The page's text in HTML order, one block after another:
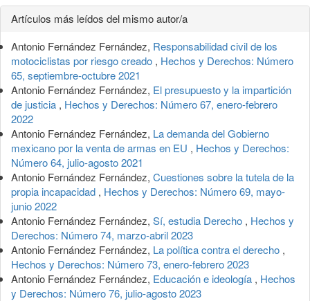
Detalles
del
artículo
Artículos más leídos del mismo autor/a
Antonio Fernández Fernández, Responsabilidad civil de los
motociclistas por riesgo creado , Hechos y Derechos: Número
65, septiembre-octubre 2021
Antonio Fernández Fernández, El presupuesto y la impartición
de justicia , Hechos y Derechos: Número 67, enero-febrero
2022
Antonio Fernández Fernández, La demanda del Gobierno
mexicano por la venta de armas en EU , Hechos y Derechos:
Número 64, julio-agosto 2021
Antonio Fernández Fernández, Cuestiones sobre la tutela de la
propia incapacidad , Hechos y Derechos: Número 69, mayo-
junio 2022
Antonio Fernández Fernández, Sí, estudia Derecho , Hechos y
Derechos: Número 74, marzo-abril 2023
Antonio Fernández Fernández, La política contra el derecho ,
Hechos y Derechos: Número 73, enero-febrero 2023
Antonio Fernández Fernández, Educación e ideología , Hechos
y Derechos: Número 76, julio-agosto 2023